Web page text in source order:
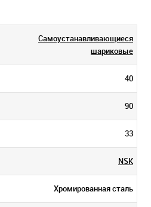
Самоустанавливающиеся
шариковые
40
90
33
NSK
Хромированная сталь